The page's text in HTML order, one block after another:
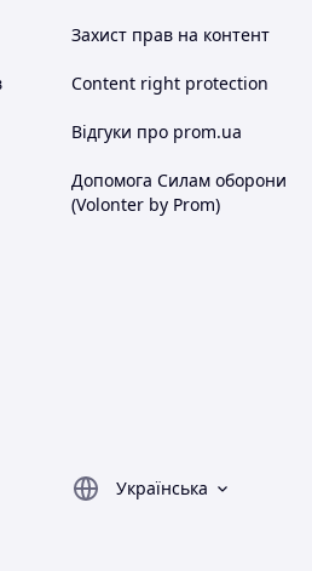
Захист прав на контент
Content right protection
Відгуки про prom.ua
Допомога Силам оборони
(Volonter by Prom)
Українська